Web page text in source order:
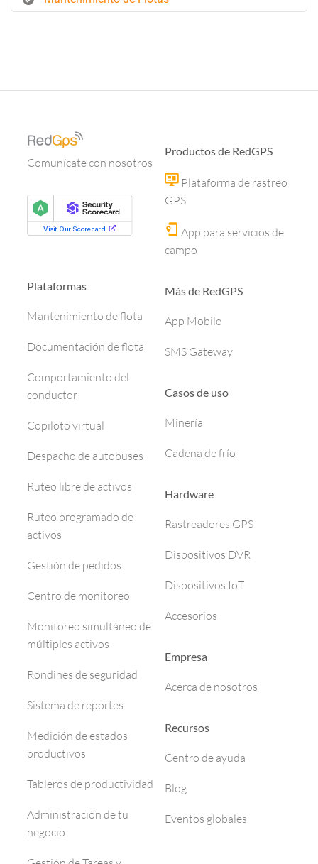
Comunícate con nosotros
Plataformas
Mantenimiento de flota
Documentación de flota
Comportamiento del
conductor
Copiloto virtual
Despacho de autobuses
Ruteo libre de activos
Ruteo programado de
activos
Gestión de pedidos
Centro de monitoreo
Monitoreo simultáneo de
múltiples activos
Rondines de seguridad
Sistema de reportes
Medición de estados
productivos
Tableros de productividad
Administración de tu
negocio
Productos de RedGPS
Plataforma de rastreo
GPS
App para servicios de
campo
Más de RedGPS
App Mobile
SMS Gateway
Casos de uso
Minería
Cadena de frío
Hardware
Rastreadores GPS
Dispositivos DVR
Dispositivos IoT
Accesorios
Empresa
Acerca de nosotros
Recursos
Centro de ayuda
Blog
Eventos globales